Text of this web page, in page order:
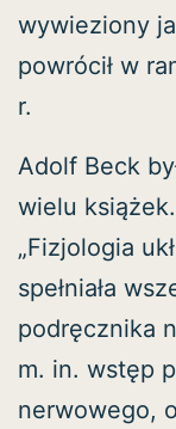
wywieziony
powrócił w
r.
Adolf Beck
wielu
„Fizjologia
spełniała
podręcznika
m. in. wstęp
nerwowego,